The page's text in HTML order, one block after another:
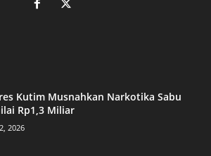
Kutim Musnahkan Narkotika Sabu
Rp1,3 Miliar
2026